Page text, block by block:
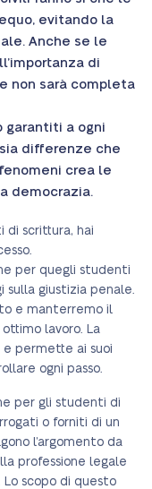
evitando la
Anche se le
di
non sarà completa
garantiti a ogni
differenze che
crea le
democrazia.
di scrittura, hai
per quegli studenti
sulla giustizia penale.
e manterremo il
lavoro. La
e permette ai suoi
ogni passo.
per gli studenti di
o forniti di un
l’argomento da
professione legale
Lo scopo di questo